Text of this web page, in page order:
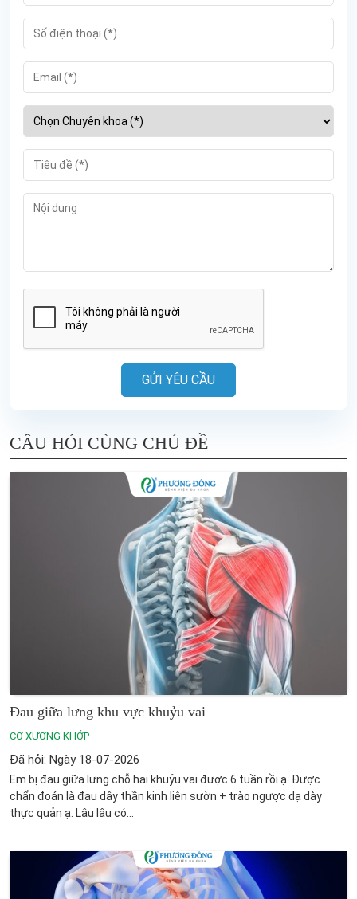
GỬI YÊU CẦU
CÂU HỎI CÙNG CHỦ ĐỀ
Đau giữa lưng khu vực khuỷu vai
CƠ XƯƠNG KHỚP
Đã hỏi: Ngày 18-07-2026
Em bị đau giữa lưng chỗ hai khuỷu vai được 6 tuần rồi ạ. Được
chẩn đoán là đau dây thần kinh liên sườn + trào ngược dạ dày
thực quản ạ. Lâu lâu có...